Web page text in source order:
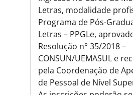
Letras, modalidade
Programa de Pós-
Letras – PPGLe,
Resolução n° 35/2018 –
CONSUN/UEMASUL e
pela Coordenação de
de Pessoal de Nível